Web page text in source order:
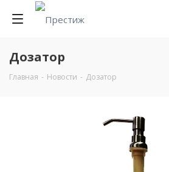
Дозатор
Главная - Новости - Дозатор